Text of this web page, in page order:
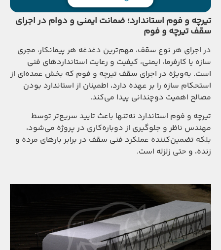
تیرچه و فوم استاندارد؛ ضمانت ایمنی و دوام در اجرای
سقف تیرچه و فوم
در اجرای هر نوع سقف، مهم‌ترین دغدغه هر پیمانکار، مجری
سازه یا کارفرما، ایمنی، کیفیت و رعایت استانداردهای فنی
است. به‌ویژه در اجرای سقف تیرچه و فوم که بخش عمده‌ای از
استحکام سازه را بر عهده دارد، اطمینان از استاندارد بودن
مصالح اهمیت دوچندانی پیدا می‌کند.
تیرچه و فوم استاندارد نه‌تنها باعث تایید سریع‌تر توسط
مهندس ناظر و جلوگیری از دوباره‌کاری در پروژه می‌شود،
بلکه تضمین‌کننده عملکرد فنی سقف در برابر بارهای مرده و
زنده، و حتی زلزله است.